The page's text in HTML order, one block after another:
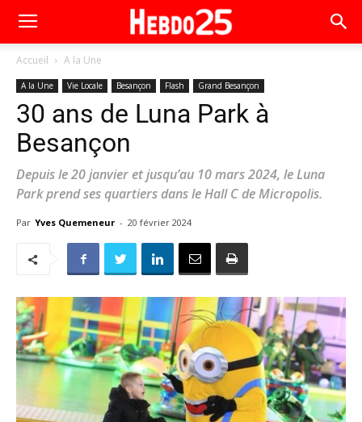
Accueil A la Une
A la Une Vie Locale Besançon Flash Grand Besançon
30 ans de Luna Park à
Besançon
Depuis le 20 janvier et jusqu’au 10 mars 2024, le Luna
Park prend ses quartiers dans le Hall C de Micropolis.
Par Yves Quemeneur - 20 février 2024